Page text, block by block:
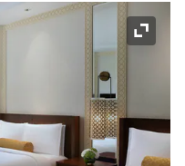
アイ